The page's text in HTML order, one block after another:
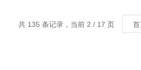
共 135 条记录，当前 2 / 17 页